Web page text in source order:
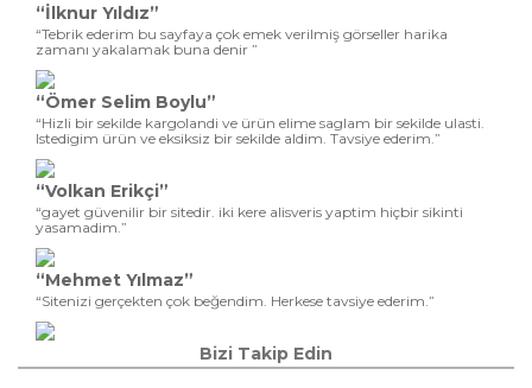
“İlknur Yıldız”
“Tebrik ederim bu sayfaya çok emek verilmiş görseller harika
zamanı yakalamak buna denir ”
“Ömer Selim Boylu”
“Hizli bir sekilde kargolandi ve ürün elime saglam bir sekilde ulasti.
Istedigim ürün ve eksiksiz bir sekilde aldim. Tavsiye ederim.”
“Volkan Erikçi”
“gayet güvenilir bir sitedir. iki kere alisveris yaptim hiçbir sikinti
yasamadim.”
“Mehmet Yılmaz”
“Sitenizi gerçekten çok beğendim. Herkese tavsiye ederim.”
Bizi Takip Edin